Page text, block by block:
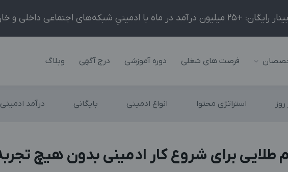
+25 میلیون درآمد در ماه با ادمینیِ شبکه‌های اجتماعی داخلی و خارجی!
فرصت های شغلی دوره آموزشی درج آگهی وبلاگ
روز استراتژی محتوا انواع ادمینی بایگانی درآمد ادمینی